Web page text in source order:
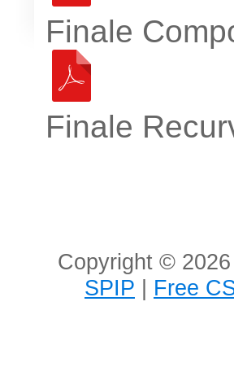
Finale
Finale
Copyright ©
SPIP | Free